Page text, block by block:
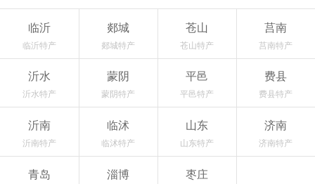
临沂
临沂特产
郯城
郯城特产
苍山
苍山特产
莒南
莒南特产
沂水
沂水特产
蒙阴
蒙阴特产
平邑
平邑特产
费县
费县特产
沂南
沂南特产
临沭
临沭特产
山东
山东特产
济南
济南特产
青岛 淄博 枣庄